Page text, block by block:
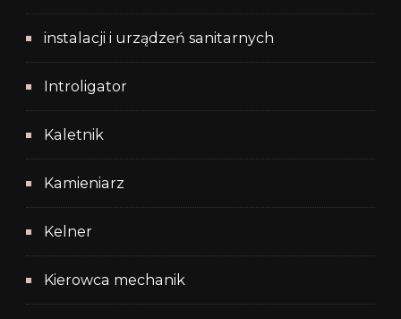
instalacji i urządzeń sanitarnych
Introligator
Kaletnik
Kamieniarz
Kelner
Kierowca mechanik